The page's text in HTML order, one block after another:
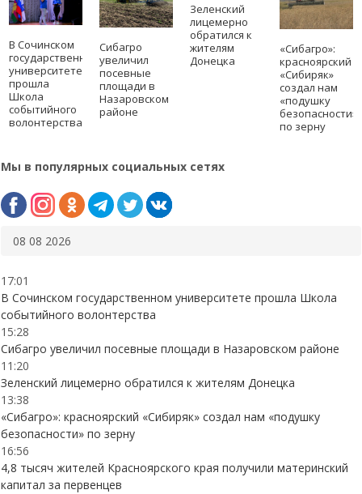
В Сочинском
государственном
университете
прошла
Школа
событийного
волонтерства
Сибагро
увеличил
посевные
площади в
Назаровском
районе
Зеленский
лицемерно
обратился к
жителям
Донецка
«Сибагро»:
красноярский
«Сибиряк»
создал нам
«подушку
безопасности»
по зерну
Мы в популярных социальных сетях
08 08 2026
17:01
В Сочинском государственном университете прошла Школа
событийного волонтерства
15:28
Сибагро увеличил посевные площади в Назаровском районе
11:20
Зеленский лицемерно обратился к жителям Донецка
13:38
«Сибагро»: красноярский «Сибиряк» создал нам «подушку
безопасности» по зерну
16:56
4,8 тысяч жителей Красноярского края получили материнский
капитал за первенцев